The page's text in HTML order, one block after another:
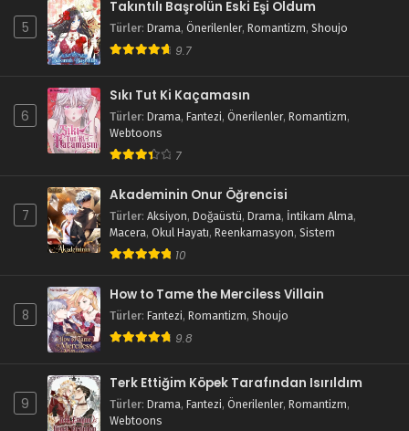
5
Takıntılı Başrolün Eski Eşi Oldum
Türler: Drama, Önerilenler, Romantizm, Shoujo
9.7
6
Sıkı Tut Ki Kaçamasın
Türler: Drama, Fantezi, Önerilenler, Romantizm,
Webtoons
7
7
Akademinin Onur Öğrencisi
Türler: Aksiyon, Doğaüstü, Drama, İntikam Alma,
Macera, Okul Hayatı, Reenkarnasyon, Sistem
10
8
How to Tame the Merciless Villain
Türler: Fantezi, Romantizm, Shoujo
9.8
9
Terk Ettiğim Köpek Tarafından Isırıldım
Türler: Drama, Fantezi, Önerilenler, Romantizm,
Webtoons